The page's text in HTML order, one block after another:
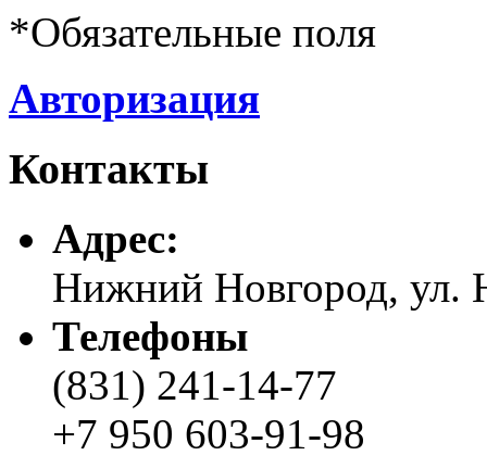
*Обязательные поля
Авторизация
Контакты
Адреc:
Нижний Новгород, ул.
Телефоны
(831) 241-14-77
+7 950 603-91-98